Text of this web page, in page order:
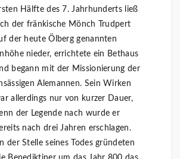
Hälfte des 7. Jahrhunderts ließ
der fränkische Mönch Trudpert
der heute Ölberg genannten
nieder, errichtete ein Bethaus
begann mit der Missionierung der
Alemannen. Sein Wirken
allerdings nur von kurzer Dauer,
der Legende nach wurde er
nach drei Jahren erschlagen.
der Stelle seines Todes gründeten